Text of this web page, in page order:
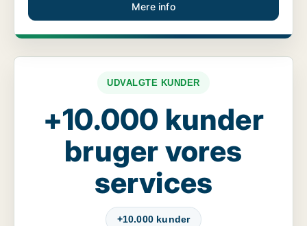
Mere info
UDVALGTE KUNDER
+10.000 kunder
bruger vores
services
+10.000 kunder